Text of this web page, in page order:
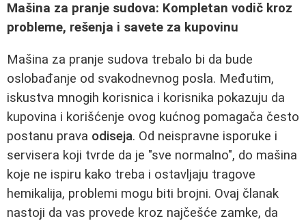
Mašina za pranje sudova: Kompletan vodič kroz
probleme, rešenja i savete za kupovinu
Mašina za pranje sudova trebalo bi da bude
oslobađanje od svakodnevnog posla. Međutim,
iskustva mnogih korisnica i korisnika pokazuju da
kupovina i korišćenje ovog kućnog pomagača često
postanu prava odiseja. Od neispravne isporuke i
servisera koji tvrde da je "sve normalno", do mašina
koje ne ispiru kako treba i ostavljaju tragove
hemikalija, problemi mogu biti brojni. Ovaj članak
nastoji da vas provede kroz najčešće zamke, da